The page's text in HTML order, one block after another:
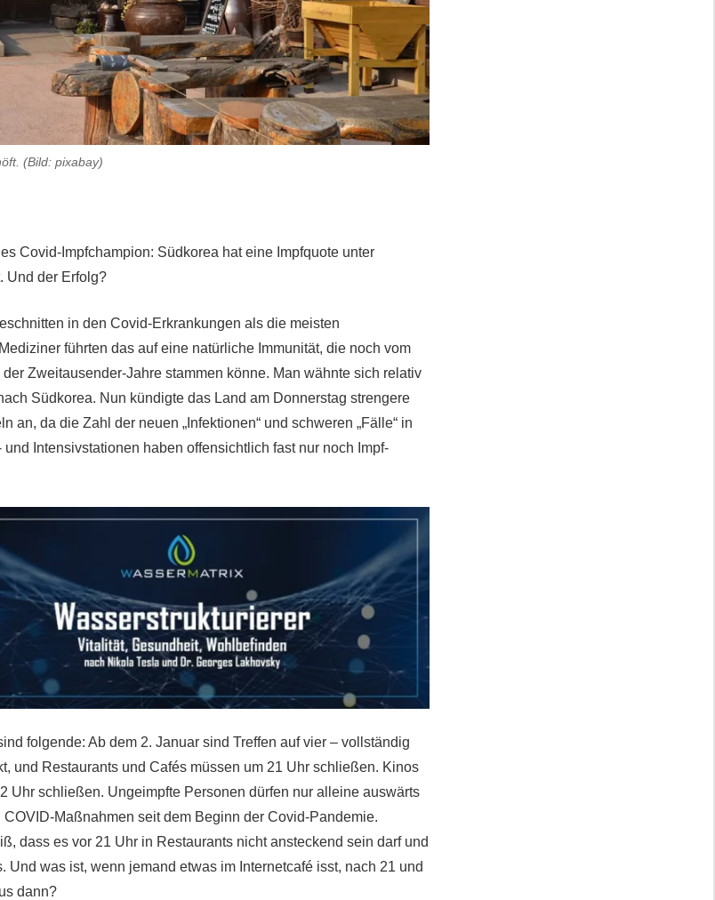
(Bild: pixabay)
Covid-Impfchampion: Südkorea hat eine Impfquote unter
Und der Erfolg?
in den Covid-Erkrankungen als die meisten
führten das auf eine natürliche Immunität, die noch vom
Zweitausender-Jahre stammen könne. Man wähnte sich relativ
Südkorea. Nun kündigte das Land am Donnerstag strengere
an, da die Zahl der neuen „Infektionen“ und schweren „Fälle“ in
Intensivstationen haben offensichtlich fast nur noch Impf-
folgende: Ab dem 2. Januar sind Treffen auf vier – vollständig
und Restaurants und Cafés müssen um 21 Uhr schließen. Kinos
Uhr schließen. Ungeimpfte Personen dürfen nur alleine auswärts
Maßnahmen seit dem Beginn der Covid-Pandemie.
dass es vor 21 Uhr in Restaurants nicht ansteckend sein darf und
Und was ist, wenn jemand etwas im Internetcafé isst, nach 21 und
dann?